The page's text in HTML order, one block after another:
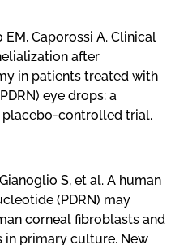
Caporossi A. Clinical
after
in patients treated with
eye drops: a
controlled trial.
S, et al. A human
(PDRN) may
corneal fibroblasts and
primary culture. New